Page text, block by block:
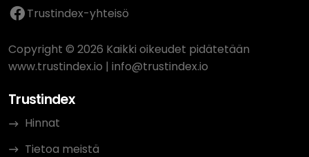
Trustindex-yhteisö
Copyright © 2026 Kaikki oikeudet pidätetään
www.trustindex.io | info@trustindex.io
Trustindex
Hinnat
Tietoa meistä